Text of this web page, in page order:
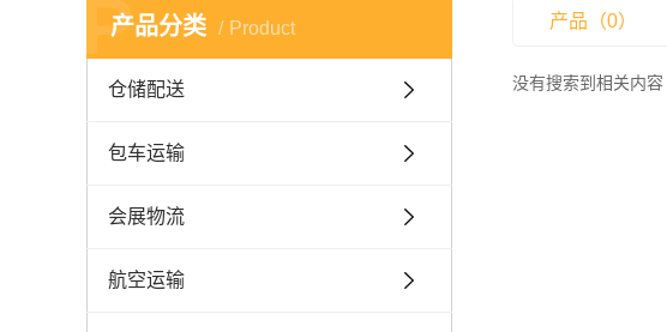
产品分类 Product
P
仓储配送
包车运输
会展物流
航空运输
产品（0）
没有搜索到相关内容